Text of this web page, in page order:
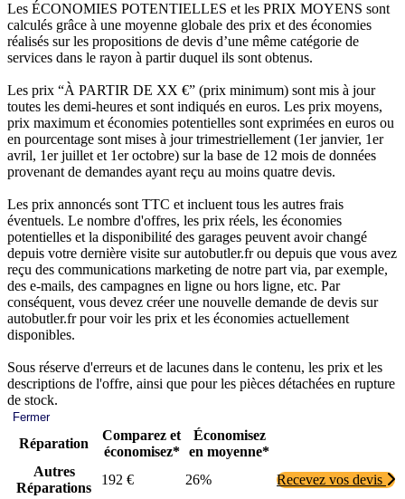
Les ÉCONOMIES POTENTIELLES et les PRIX MOYENS sont
calculés grâce à une moyenne globale des prix et des économies
réalisés sur les propositions de devis d’une même catégorie de
services dans le rayon à partir duquel ils sont obtenus.
Les prix “À PARTIR DE XX €” (prix minimum) sont mis à jour
toutes les demi-heures et sont indiqués en euros. Les prix moyens,
prix maximum et économies potentielles sont exprimées en euros ou
en pourcentage sont mises à jour trimestriellement (1er janvier, 1er
avril, 1er juillet et 1er octobre) sur la base de 12 mois de données
provenant de demandes ayant reçu au moins quatre devis.
Les prix annoncés sont TTC et incluent tous les autres frais
éventuels. Le nombre d'offres, les prix réels, les économies
potentielles et la disponibilité des garages peuvent avoir changé
depuis votre dernière visite sur autobutler.fr ou depuis que vous avez
reçu des communications marketing de notre part via, par exemple,
des e-mails, des campagnes en ligne ou hors ligne, etc. Par
conséquent, vous devez créer une nouvelle demande de devis sur
autobutler.fr pour voir les prix et les économies actuellement
disponibles.
Sous réserve d'erreurs et de lacunes dans le contenu, les prix et les
descriptions de l'offre, ainsi que pour les pièces détachées en rupture
de stock.
Fermer
Réparation
Comparez et
économisez*
Économisez
en moyenne*
Autres
Réparations
192 € 26%
Recevez vos devis